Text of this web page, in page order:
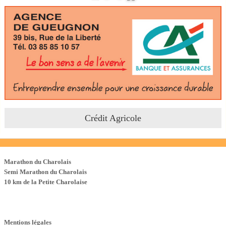
Crédit Agricole
Marathon du Charolais
Semi Marathon du Charolais
10 km de la Petite Charolaise
Mentions légales